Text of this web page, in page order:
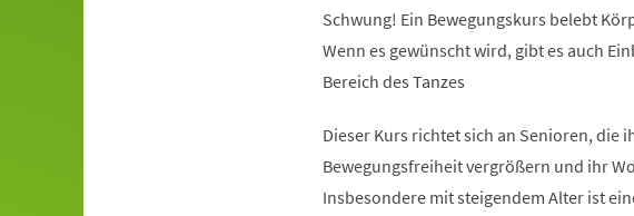
Schwung! Ein Bewegungskurs belebt
Wenn es gewünscht wird, gibt es auch
Bereich des Tanzes
Dieser Kurs richtet sich an Senioren, die
Bewegungsfreiheit vergrößern und ihr
Insbesondere mit steigendem Alter ist